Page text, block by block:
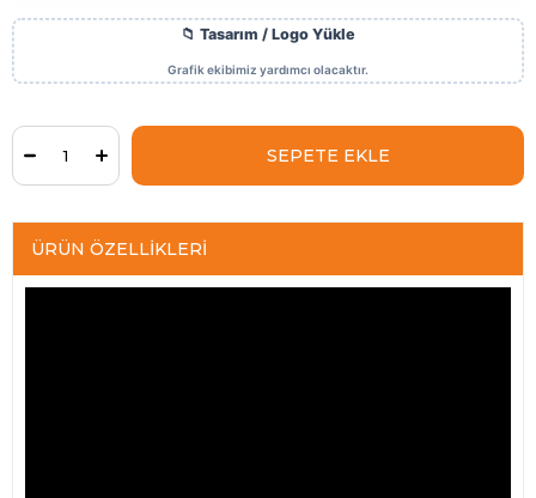
ÜRÜN ÖZELLIKLERI